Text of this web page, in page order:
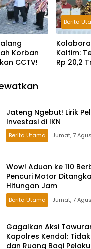
Korban
CCTV!
Berita
Kaltim:
Rp 20,2
Jateng Ngebut! Lirik
Investasi di IKN
Berita Utama Jumat, 7
Wow! Aduan ke 110
Pencuri Motor
Hitungan Jam
Berita Utama Jumat, 7
Gagalkan Aksi
Kapolres Kendal:
dan Ruang Bagi